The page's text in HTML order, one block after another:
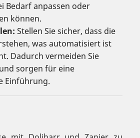
Bedarf anpassen oder
können.
Stellen Sie sicher, dass die
was automatisiert ist
Dadurch vermeiden Sie
sorgen für eine
Einführung.